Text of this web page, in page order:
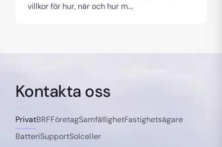
villkor för hur, när och hur m...
Kontakta oss
PrivatBRFFöretagSamfällighetFastighetsägare
BatteriSupportSolceller